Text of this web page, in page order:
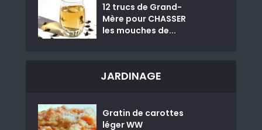
12 trucs de Grand-
Mère pour CHASSER
les mouches de...
JARDINAGE
Gratin de carottes
léger WW